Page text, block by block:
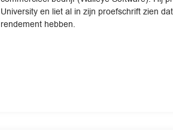
University en liet al in zijn proefschrift zien
rendement hebben.